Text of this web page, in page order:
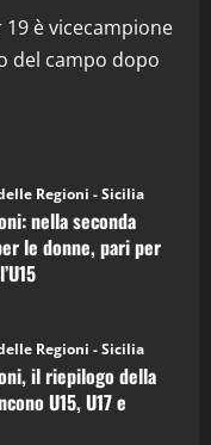
27^ Puntata
26^ Puntata
è vicecampione
del campo dopo
Regioni - Sicilia
nella seconda
le donne, pari per
Regioni - Sicilia
il riepilogo della
U15, U17 e